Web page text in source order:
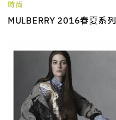
時尚
MULBERRY 2016春夏系列